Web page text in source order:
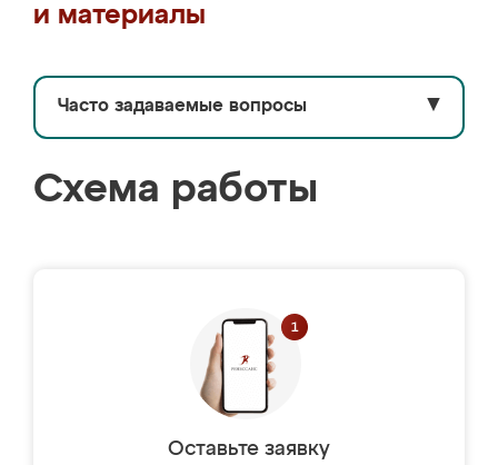
и материалы
Часто задаваемые вопросы ▼
Схема работы
Оставьте заявку